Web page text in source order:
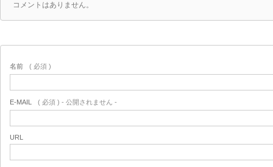
コメントはありません。
名前 ( 必須 )
E-MAIL ( 必須 ) - 公開されません -
URL